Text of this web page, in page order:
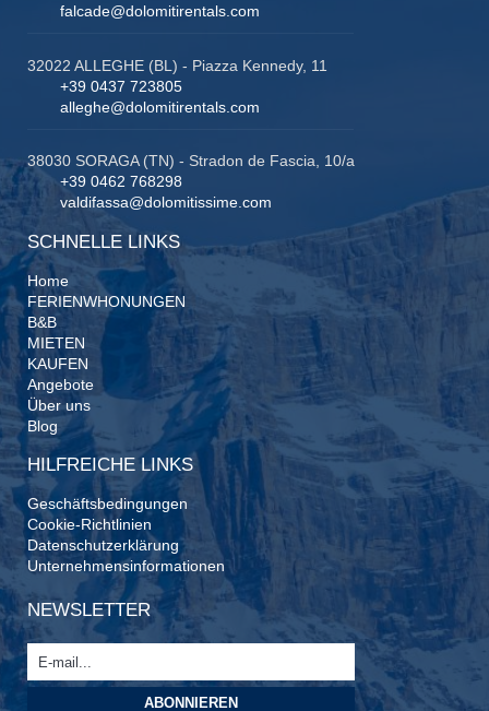
falcade@dolomitirentals.com
32022 ALLEGHE (BL) - Piazza Kennedy, 11
+39 0437 723805
alleghe@dolomitirentals.com
38030 SORAGA (TN) - Stradon de Fascia, 10/a
+39 0462 768298
valdifassa@dolomitissime.com
SCHNELLE LINKS
Home
FERIENWHONUNGEN
B&B
MIETEN
KAUFEN
Angebote
Über uns
Blog
HILFREICHE LINKS
Geschäftsbedingungen
Cookie-Richtlinien
Datenschutzerklärung
Unternehmensinformationen
NEWSLETTER